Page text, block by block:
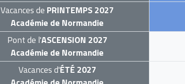
Vacances de PRINTEMPS 2027
Académie de Normandie
Pont de l'ASCENSION 2027
Académie de Normandie
Vacances d'ÉTÉ 2027